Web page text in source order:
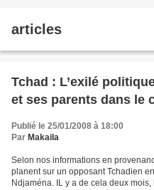
articles
Tchad : L’exilé
et ses parents dans le
Publié le 25/01/2008 à 18:00
Par Makaila
Selon nos informations en
planent sur un opposant Tchadien
Ndjaména. IL y a de cela deux